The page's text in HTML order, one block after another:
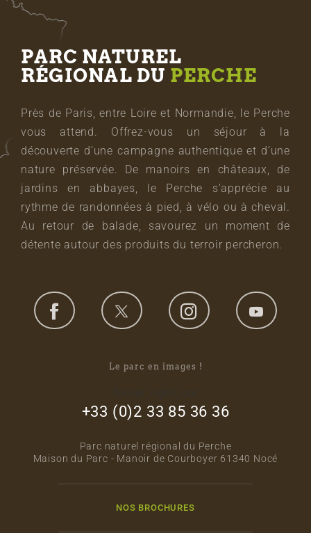
PARC NATUREL
RÉGIONAL DU PERCHE
Près de Paris, entre Loire et Normandie, le Perche
vous attend. Offrez-vous un séjour à la
découverte d’une campagne authentique et d’une
nature préservée. De manoirs en châteaux, de
jardins en abbayes, le Perche s’apprécie au
rythme de randonnées à pied, à vélo ou à cheval.
Au retour de balade, savourez un moment de
détente autour des produits du terroir percheron.
Le parc en images !
+33 (0)2 33 85 36 36
Parc naturel régional du Perche
Maison du Parc - Manoir de Courboyer 61340 Nocé
NOS BROCHURES